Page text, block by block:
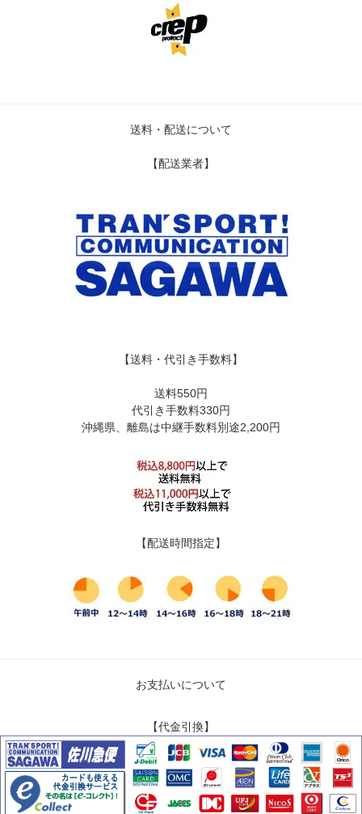
送料・配送について
【配送業者】
【送料・代引き手数料】
送料550円
代引き手数料330円
沖縄県、離島は中継手数料別途2,200円
【配送時間指定】
お支払いについて
【代金引換】